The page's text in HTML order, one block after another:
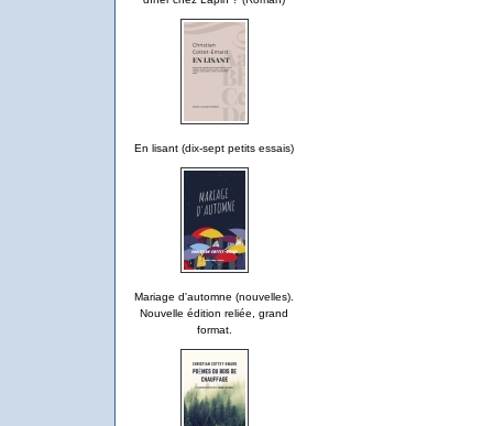
En lisant (dix-sept petits essais)
Mariage d'automne (nouvelles).
Nouvelle édition reliée, grand
format.